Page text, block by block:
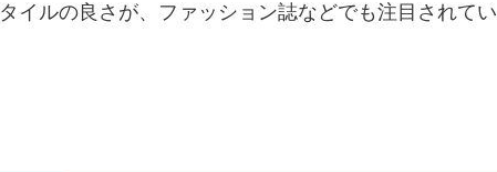
イルの良さが、ファッション誌などでも注目されてい